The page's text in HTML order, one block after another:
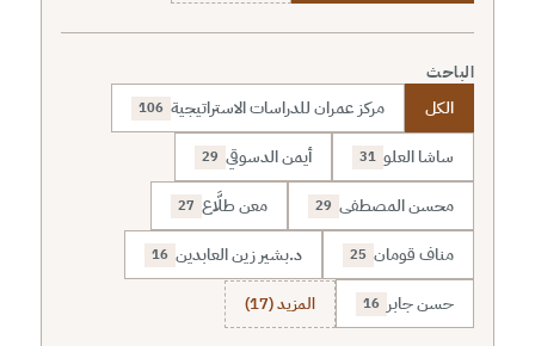
الباحث
الكل مركز عمران للدراسات الاستراتيجية 106
ساشا العلو 31 أيمن الدسوقي 29
محسن المصطفى 29 معن طلَّاع 27
مناف قومان 25 د.بشير زين العابدين 16
حسن جابر 16 المزيد (17)